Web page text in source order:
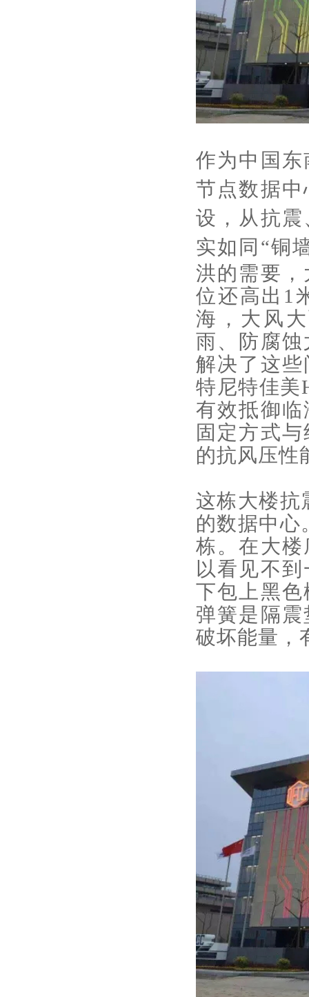
作为中国
节点数据
设，从抗
实如同“铜
洪的需要
位还高出1
海，大风
雨、防腐
解决了这
特尼特佳美
有效抵御
固定方式
的抗风压性
这栋大楼抗
的数据中心
栋。在大楼
以看见不
下包上黑色
弹簧是隔
破坏能量，